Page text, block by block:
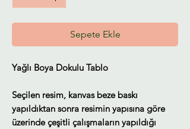
Sepete Ekle
Yağlı Boya Dokulu Tablo
Seçilen resim, kanvas beze baskı
yapıldıktan sonra resimin yapısına göre
üzerinde çeşitli çalışmaların yapıldığı